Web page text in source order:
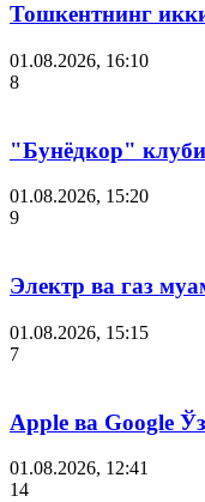
Тошкентнинг
01.08.2026, 16:10
8
"Бунёдкор"
01.08.2026, 15:20
9
Электр ва газ
01.08.2026, 15:15
7
Apple ва Google
01.08.2026, 12:41
14